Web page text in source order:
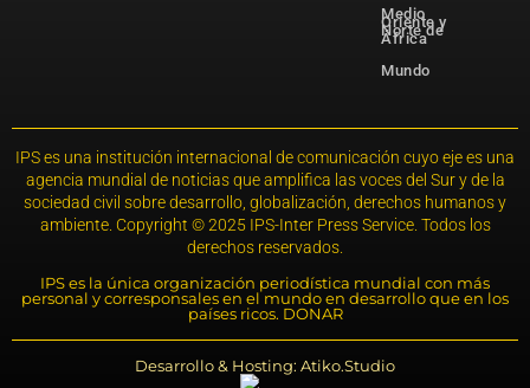
Medio
Oriente y
Norte de
África
Mundo
IPS es una institución internacional de comunicación cuyo eje es una
agencia mundial de noticias que amplifica las voces del Sur y de la
sociedad civil sobre desarrollo, globalización, derechos humanos y
ambiente. Copyright © 2025 IPS-Inter Press Service. Todos los
derechos reservados.
IPS es la única organización periodística mundial con más
personal y corresponsales en el mundo en desarrollo que en los
países ricos. DONAR
Desarrollo & Hosting: Atiko.Studio